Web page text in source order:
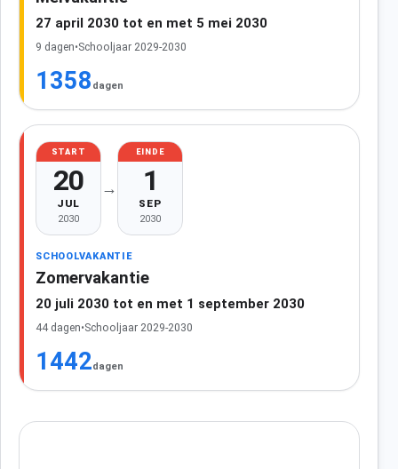
27 april 2030 tot en met 5 mei 2030
9 dagen•Schooljaar 2029-2030
1358 dagen
START
20
JUL
2030
→
EINDE
1
SEP
2030
SCHOOLVAKANTIE
Zomervakantie
20 juli 2030 tot en met 1 september 2030
44 dagen•Schooljaar 2029-2030
1442dagen